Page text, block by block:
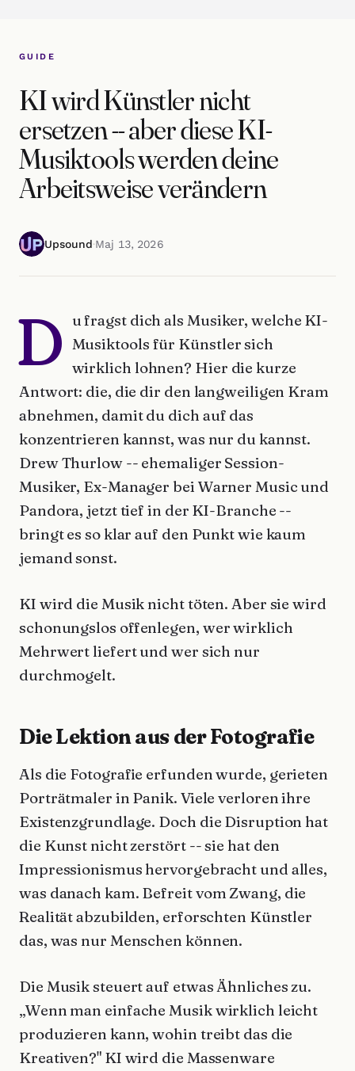
GUIDE
KI wird Künstler nicht
ersetzen -- aber diese KI-
Musiktools werden deine
Arbeitsweise verändern
Upsound·Maj 13, 2026
D u fragst dich als Musiker, welche KI-
Musiktools für Künstler sich
wirklich lohnen? Hier die kurze
Antwort: die, die dir den langweiligen Kram
abnehmen, damit du dich auf das
konzentrieren kannst, was nur du kannst.
Drew Thurlow -- ehemaliger Session-
Musiker, Ex-Manager bei Warner Music und
Pandora, jetzt tief in der KI-Branche --
bringt es so klar auf den Punkt wie kaum
jemand sonst.
KI wird die Musik nicht töten. Aber sie wird
schonungslos offenlegen, wer wirklich
Mehrwert liefert und wer sich nur
durchmogelt.
Die Lektion aus der Fotografie
Als die Fotografie erfunden wurde, gerieten
Porträtmaler in Panik. Viele verloren ihre
Existenzgrundlage. Doch die Disruption hat
die Kunst nicht zerstört -- sie hat den
Impressionismus hervorgebracht und alles,
was danach kam. Befreit vom Zwang, die
Realität abzubilden, erforschten Künstler
das, was nur Menschen können.
Die Musik steuert auf etwas Ähnliches zu.
„Wenn man einfache Musik wirklich leicht
produzieren kann, wohin treibt das die
Kreativen?" KI wird die Massenware